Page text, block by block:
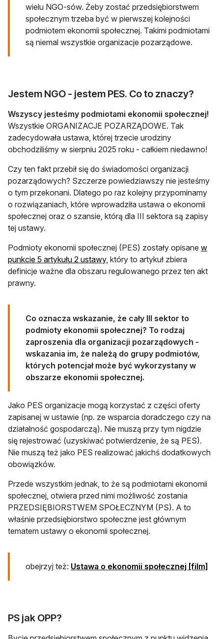
wielu NGO-sów. Żeby zostać przedsiębiorstwem
społecznym trzeba być w pierwszej kolejności
podmiotem ekonomii społecznej. Takimi podmiotami
są niemal wszystkie organizacje pozarządowe.
Jestem NGO - jestem PES. Co to znaczy?
Wszyscy jesteśmy podmiotami ekonomii społecznej!
Wszystkie ORGANIZACJE POZARZĄDOWE. Tak
zadecydowała ustawa, której trzecie urodziny
obchodziliśmy w sierpniu 2025 roku - całkiem niedawno!
Czy ten fakt przebił się do świadomości organizacji
pozarządowych? Szczerze powiedziawszy nie jesteśmy
o tym przekonani. Dlatego po raz kolejny przypominamy
o rozwiązaniach, które wprowadziła ustawa o ekonomii
społecznej oraz o szansie, którą dla III sektora są zapisy
tej ustawy.
Podmioty ekonomii społecznej (PES) zostały opisane w
punkcie 5 artykułu 2 ustawy, otwiera się w nowej karcie
który to artykuł zbiera
definicje ważne dla obszaru regulowanego przez ten akt
prawny.
Co oznacza wskazanie, że cały III sektor to
podmioty ekonomii społecznej? To rodzaj
zaproszenia dla organizacji pozarządowych -
wskazania im, że należą do grupy podmiotów,
których potencjał może być wykorzystany w
obszarze ekonomii społecznej.
Jako PES organizacje mogą korzystać z części oferty
zapisanej w ustawie (np. ze wsparcia doradczego czy na
działalność gospodarczą). Nie muszą przy tym nigdzie
się rejestrować (uzyskiwać potwierdzenie, że są PES).
Nie muszą też jako PES realizować jakichś dodatkowych
obowiązków.
Przede wszystkim jednak, to że są podmiotami ekonomii
społecznej, otwiera przed nimi możliwość zostania
PRZEDSIĘBIORSTWEM SPOŁECZNYM (PS). A to
właśnie przedsiębiorstwo społeczne jest głównym
tematem ustawy o ekonomii społecznej.
obejrzyj też: Ustawa o ekonomii społecznej [film]
PS jak OPP?